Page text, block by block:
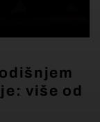
više od